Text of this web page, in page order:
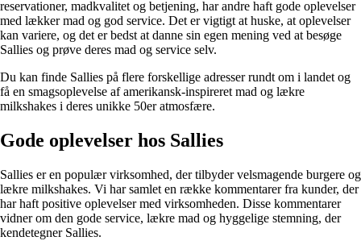
reservationer, madkvalitet og betjening, har andre haft gode oplevelser
med lækker mad og god service. Det er vigtigt at huske, at oplevelser
kan variere, og det er bedst at danne sin egen mening ved at besøge
Sallies og prøve deres mad og service selv.
Du kan finde Sallies på flere forskellige adresser rundt om i landet og
få en smagsoplevelse af amerikansk-inspireret mad og lækre
milkshakes i deres unikke 50er atmosfære.
Gode oplevelser hos Sallies
Sallies er en populær virksomhed, der tilbyder velsmagende burgere og
lækre milkshakes. Vi har samlet en række kommentarer fra kunder, der
har haft positive oplevelser med virksomheden. Disse kommentarer
vidner om den gode service, lækre mad og hyggelige stemning, der
kendetegner Sallies.